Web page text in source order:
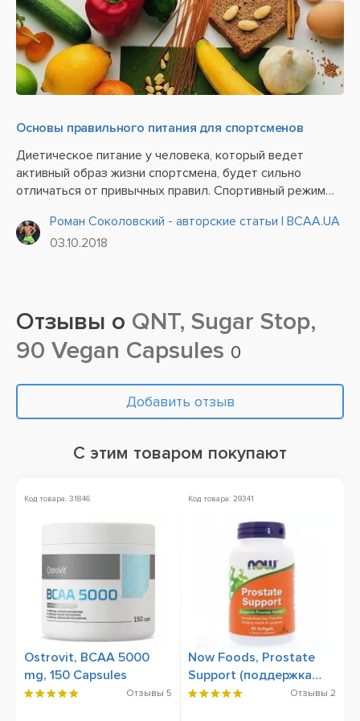
Основы правильного питания для спортсменов
Диетическое питание у человека, который ведет
активный образ жизни спортсмена, будет сильно
отличаться от привычных правил. Спортивный режим
зависимости от тяжести физических нагрузок и
высокого напряжения в процессе занятий....
Роман Соколовский - авторские статьи | BCAA.UA
03.10.2018
Отзывы о QNT, Sugar Stop,
90 Vegan Capsules 0
Добавить отзыв
С этим товаром покупают
Код товара: 31846
Ostrovit, BCAA 5000
mg, 150 Capsules
Отзывы 5
Код товара: 29341
Now Foods, Prostate
Support (поддержка
простаты) 90 Softgels
Отзывы 2